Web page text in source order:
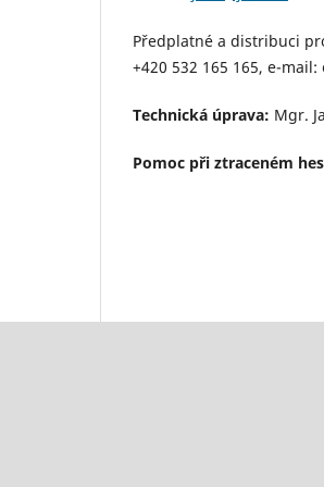
Předplatné a distribuci
+420 532 165 165, e-
Technická úprava: Mgr.
Pomoc při ztraceném